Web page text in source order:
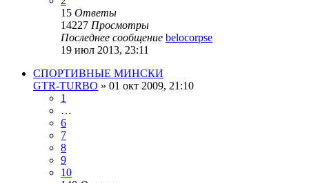
15 Ответы
14227 Просмотры
Последнее сообщение belocorpse
19 июл 2013, 23:11
СПОРТИВНЫЕ МИНСКИ
GTR-TURBO » 01 окт 2009, 21:10
1
…
6
7
8
9
10